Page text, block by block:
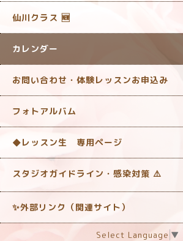
仙川クラス 🆕
カレンダー
お問い合わせ・体験レッスンお申込み
フォトアルバム
◆レッスン生 専用ページ
スタジオガイドライン・感染対策 ‎⚠️
✨外部リンク（関連サイト）
Select Language ▼